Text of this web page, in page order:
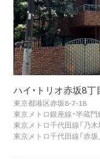
ハイ・トリオ赤坂8
東京都港区赤坂8-7-18
東京メトロ銀座線・半蔵
東京メトロ千代田線「乃
東京メトロ千代田線「赤